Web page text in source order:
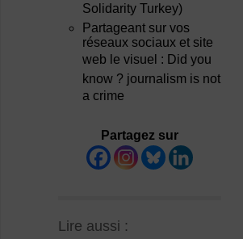
Solidarity Turkey)
Partageant sur vos
réseaux sociaux et site
web le visuel : Did you
know ? journalism is not
a crime
Partagez sur
Lire aussi :